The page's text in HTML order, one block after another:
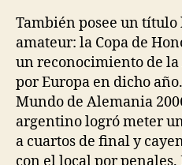
También posee un
amateur: la Copa de
un reconocimiento de la
por Europa en dicho
Mundo de Alemania
argentino logró meter
a cuartos de final y
con el local por